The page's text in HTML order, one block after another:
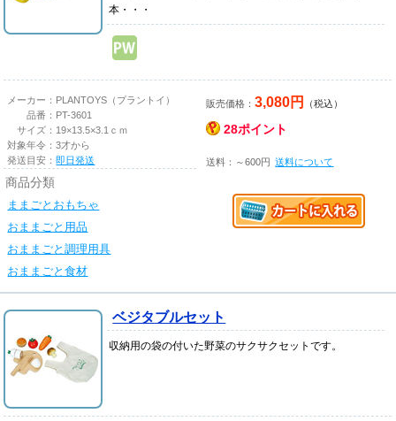
本・・・
メーカー： PLANTOYS（プラントイ）
品番： PT-3601
サイズ： 19×13.5×3.1ｃｍ
対象年令：3才から
発送目安：即日発送
商品分類
ままごとおもちゃ
おままごと用品
おままごと調理用具
おままごと食材
販売価格：3,080円 （税込）
28ポイント
送料：～600円 送料について
ベジタブルセット
収納用の袋の付いた野菜のサクサクセットです。